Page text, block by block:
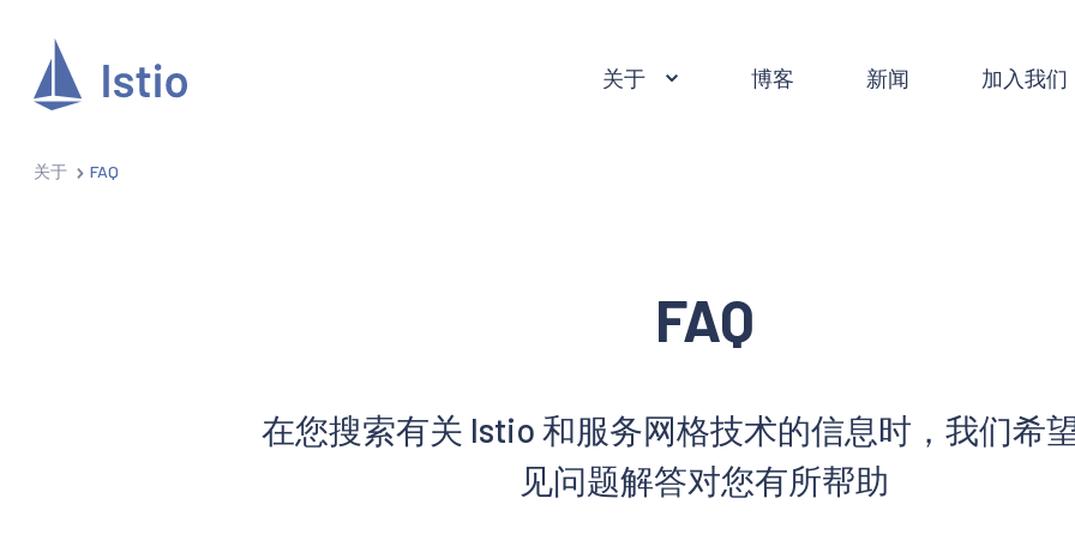
关于 博客 新闻 加入我们
关于 FAQ
FAQ
在您搜索有关 Istio 和服务网格技术的信息时，我们希
见问题解答对您有所帮助